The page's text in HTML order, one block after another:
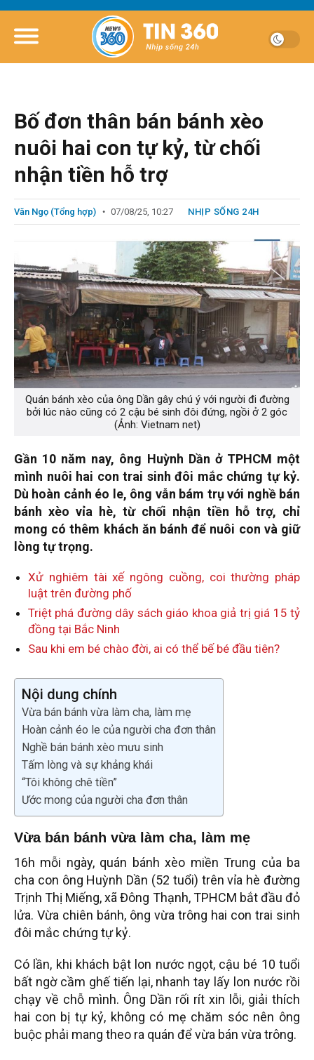
Bố đơn thân bán bánh xèo
nuôi hai con tự kỷ, từ chối
nhận tiền hỗ trợ
Văn Ngọ (Tổng hợp) 07/08/25, 10:27 NHỊP SỐNG 24H
Quán bánh xèo của ông Dần gây chú ý với người đi đường
bởi lúc nào cũng có 2 cậu bé sinh đôi đứng, ngồi ở 2 góc
(Ảnh: Vietnam net)
Gần 10 năm nay, ông Huỳnh Dần ở TPHCM một
mình nuôi hai con trai sinh đôi mắc chứng tự kỷ.
Dù hoàn cảnh éo le, ông vẫn bám trụ với nghề bán
bánh xèo vỉa hè, từ chối nhận tiền hỗ trợ, chỉ
mong có thêm khách ăn bánh để nuôi con và giữ
lòng tự trọng.
Xử nghiêm tài xế ngông cuồng, coi thường pháp
luật trên đường phố
Triệt phá đường dây sách giáo khoa giả trị giá 15 tỷ
đồng tại Bắc Ninh
Sau khi em bé chào đời, ai có thể bế bé đầu tiên?
Nội dung chính
Vừa bán bánh vừa làm cha, làm mẹ
Hoàn cảnh éo le của người cha đơn thân
Nghề bán bánh xèo mưu sinh
Tấm lòng và sự khảng khái
“Tôi không chê tiền”
Ước mong của người cha đơn thân
Vừa bán bánh vừa làm cha, làm mẹ
16h mỗi ngày, quán bánh xèo miền Trung của ba
cha con ông Huỳnh Dần (52 tuổi) trên vỉa hè đường
Trịnh Thị Miếng, xã Đông Thạnh, TPHCM bắt đầu đỏ
lửa. Vừa chiên bánh, ông vừa trông hai con trai sinh
đôi mắc chứng tự kỷ.
Có lần, khi khách bật lon nước ngọt, cậu bé 10 tuổi
bất ngờ cầm ghế tiến lại, nhanh tay lấy lon nước rồi
chạy về chỗ mình. Ông Dần rối rít xin lỗi, giải thích
hai con bị tự kỷ, không có mẹ chăm sóc nên ông
buộc phải mang theo ra quán để vừa bán vừa trông.